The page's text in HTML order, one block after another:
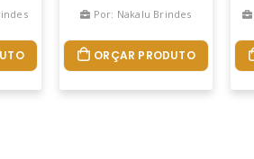
Por: Nakalu Brindes
ORÇAR PRODUTO